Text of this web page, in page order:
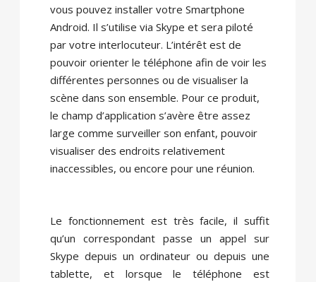
vous pouvez installer votre Smartphone
Android. Il s’utilise via Skype et sera piloté
par votre interlocuteur. L’intérêt est de
pouvoir orienter le téléphone afin de voir les
différentes personnes ou de visualiser la
scène dans son ensemble. Pour ce produit,
le champ d’application s’avère être assez
large comme surveiller son enfant, pouvoir
visualiser des endroits relativement
inaccessibles, ou encore pour une réunion.
Le fonctionnement est très facile, il suffit
qu’un correspondant passe un appel sur
Skype depuis un ordinateur ou depuis une
tablette, et lorsque le téléphone est